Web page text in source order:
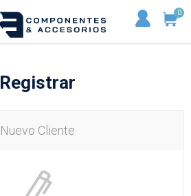
0
Registrar
Nuevo Cliente